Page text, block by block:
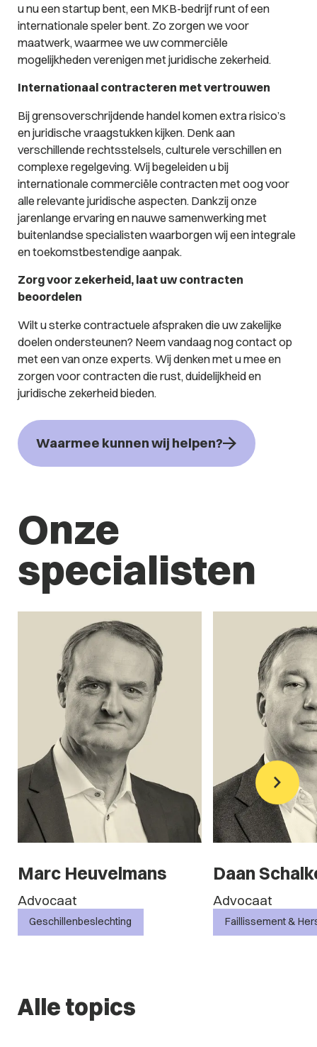
u nu een startup bent, een MKB-bedrijf runt of een
internationale speler bent. Zo zorgen we voor
maatwerk, waarmee we uw commerciële
mogelijkheden verenigen met juridische zekerheid.
Internationaal contracteren met vertrouwen
Bij grensoverschrijdende handel komen extra risico’s
en juridische vraagstukken kijken. Denk aan
verschillende rechtsstelsels, culturele verschillen en
complexe regelgeving. Wij begeleiden u bij
internationale commerciële contracten met oog voor
alle relevante juridische aspecten. Dankzij onze
jarenlange ervaring en nauwe samenwerking met
buitenlandse specialisten waarborgen wij een integrale
en toekomstbestendige aanpak.
Zorg voor zekerheid, laat uw contracten
beoordelen
Wilt u sterke contractuele afspraken die uw zakelijke
doelen ondersteunen? Neem vandaag nog contact op
met een van onze experts. Wij denken met u mee en
zorgen voor contracten die rust, duidelijkheid en
juridische zekerheid bieden.
Waarmee kunnen wij helpen?
Onze
specialisten
Daan Schalken
Advocaat
Faillissement & Herstructurering
Daniëlle
Advocaat
Corporate &
Alle topics